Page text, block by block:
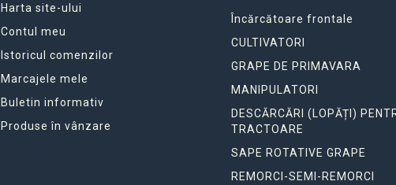
Harta site-ului
Contul meu
Istoricul comenzilor
Marcajele mele
Buletin informativ
Produse în vânzare
Încărcătoare frontale
CULTIVATORI
GRAPE DE PRIMAVARA
MANIPULATORI
DESCĂRCĂRI (LOPĂȚI)
TRACTOARE
SAPE ROTATIVE GRAPE
REMORCI-SEMI-REMORCI